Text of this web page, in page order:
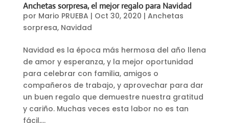
Anchetas sorpresa, el mejor regalo para Navidad
por Mario PRUEBA | Oct 30, 2020 | Anchetas
sorpresa, Navidad
Navidad es la época más hermosa del año llena
de amor y esperanza, y la mejor oportunidad
para celebrar con familia, amigos o
compañeros de trabajo, y aprovechar para dar
un buen regalo que demuestre nuestra gratitud
y cariño. Muchas veces esta labor no es tan
fácil,...